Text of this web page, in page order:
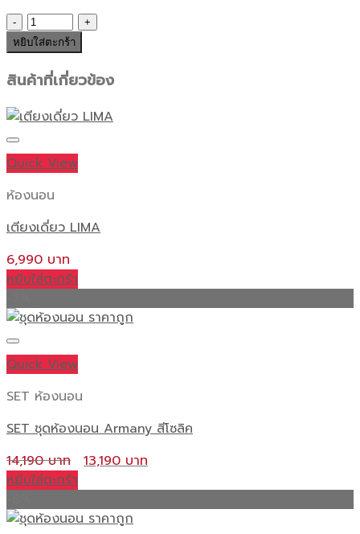
จำนวน
โซฟา
แอร์
ไทม์
หยิบใส่ตะกร้า
สินค้าที่เกี่ยวข้อง
Quick View
ห้องนอน
เตียงเดี่ยว LIMA
6,990
หยิบใส่ตะกร้า
Quick View
SET ห้องนอน
SET ชุดห้องนอน Armany สีโซลิค
14,190
Original
14,190 ฿.
13,190
หยิบใส่ตะกร้า